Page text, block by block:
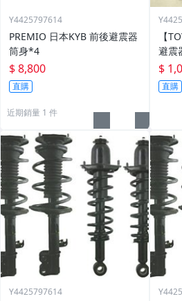
Y4425797614
PREMIO 日本KYB 前後避震器
筒身*4
$ 8,800
直購
近期銷量 1 件
【
避震
$
直購
Y4425797614